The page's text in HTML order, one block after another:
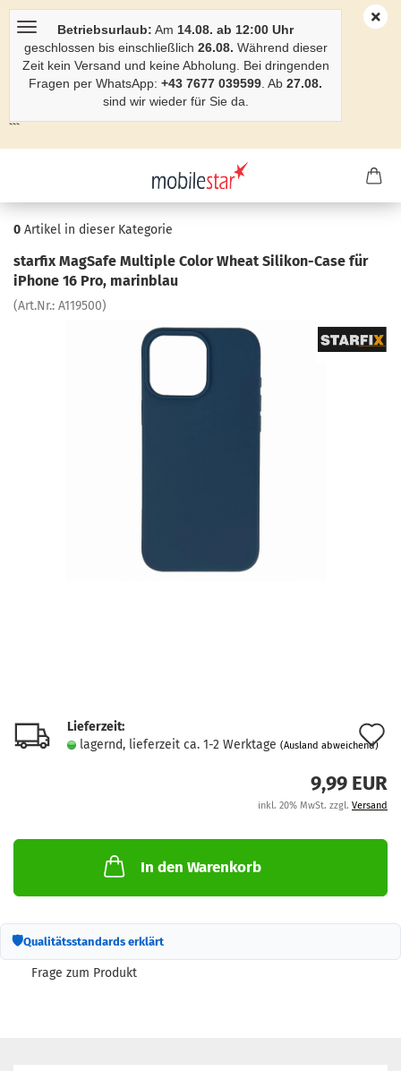
Betriebsurlaub: Am 14.08. ab 12:00 Uhr
geschlossen bis einschließlich 26.08. Während dieser
Zeit kein Versand und keine Abholung. Bei dringenden
Fragen per WhatsApp: +43 7677 039599 . Ab 27.08.
sind wir wieder für Sie da.
```
0 Artikel in dieser Kategorie
star­fix MagSafe Mul­ti­ple Color Wheat Silikon-​Case für
iPho­ne 16 Pro, ma­rin­blau
(Art.Nr.: A119500)
Lieferzeit:
lagernd, lieferzeit ca. 1-2 Werktage (Ausland abweichend)
9,99 EUR
inkl. 20% MwSt. zzgl. Versand
In den Warenkorb
🛡Qualitätsstandards erklärt
Frage zum Produkt